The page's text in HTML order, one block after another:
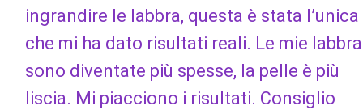
ingrandire le labbra, questa è stata l’unica
che mi ha dato risultati reali. Le mie labbra
sono diventate più spesse, la pelle è più
liscia. Mi piacciono i risultati. Consiglio